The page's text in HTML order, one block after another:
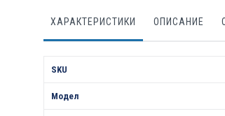
ХАРАКТЕРИСТИКИ ОПИСАНИЕ
SKU
Модел